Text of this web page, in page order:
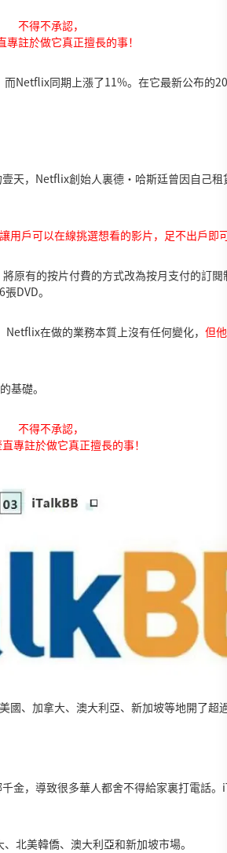
不得不承認，
專註於做它真正擅長的事！
Netflix同期上漲了11%。在它最新公布的
天，Netflix創始人裏德·哈斯廷曾因自己租
用戶可以在線挑選想看的影片，足不出戶即
有的按片付費的方式改為按月支付的訂閱
DVD。
在做的業務本質上沒有任何變化， 但
基礎。
不得不承認，
專註於做它真正擅長的事！
國、加拿大、澳大利亞、新加坡等地開了超
，導致很多華人都舍不得給家裏打電話。
北美韓僑、澳大利亞和新加坡市場。